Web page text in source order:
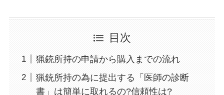
目次
猟銃所持の申請から購入までの流れ
猟銃所持の為に提出する「医師の診断
書」は簡単に取れるの?信頼性は?